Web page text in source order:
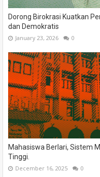
Dorong Birokrasi Kuatkan
dan Demokratis
January 23, 2026 0
Mahasiswa Berlari, Sistem
Tinggi.
December 16, 2025 0